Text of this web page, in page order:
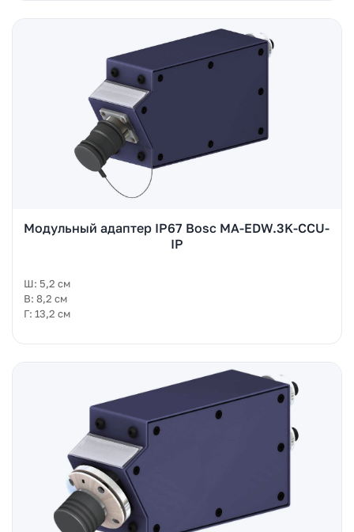
Модульный адаптер IP67 Bosc MA-EDW.3K-CCU-
IP
Ш: 5,2 см
В: 8,2 см
Г: 13,2 см